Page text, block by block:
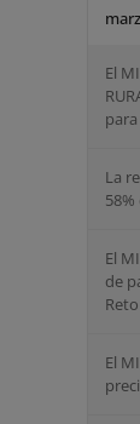
El
La
El
de
El